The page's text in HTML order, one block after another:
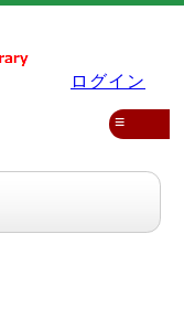
ログイン
≡